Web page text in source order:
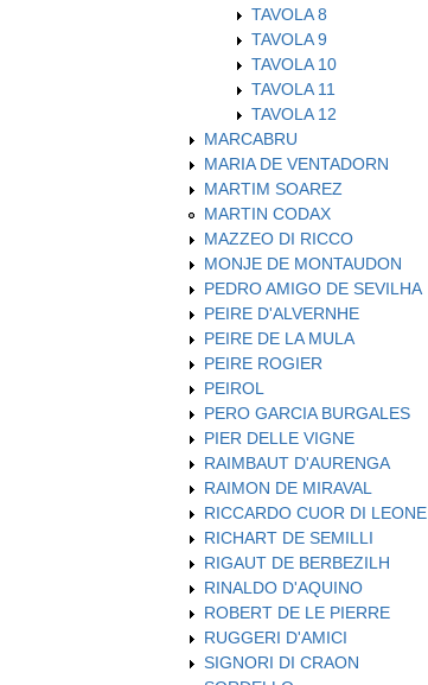
TAVOLA 8
TAVOLA 9
TAVOLA 10
TAVOLA 11
TAVOLA 12
MARCABRU
MARIA DE VENTADORN
MARTIM SOAREZ
MARTIN CODAX
MAZZEO DI RICCO
MONJE DE MONTAUDON
PEDRO AMIGO DE SEVILHA
PEIRE D'ALVERNHE
PEIRE DE LA MULA
PEIRE ROGIER
PEIROL
PERO GARCIA BURGALES
PIER DELLE VIGNE
RAIMBAUT D'AURENGA
RAIMON DE MIRAVAL
RICCARDO CUOR DI LEONE
RICHART DE SEMILLI
RIGAUT DE BERBEZILH
RINALDO D'AQUINO
ROBERT DE LE PIERRE
RUGGERI D'AMICI
SIGNORI DI CRAON